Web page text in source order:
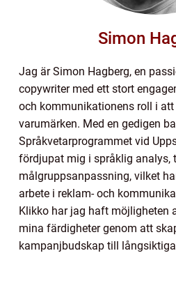
Simon
Jag är Simon Hagberg, en
copywriter med ett stort
och kommunikationens roll i
varumärken. Med en gedigen
Språkvetarprogrammet vid
fördjupat mig i språklig analys,
målgruppsanpassning, vilket
arbete i reklam- och
Klikko har jag haft möjligheten
mina färdigheter genom att
kampanjbudskap till